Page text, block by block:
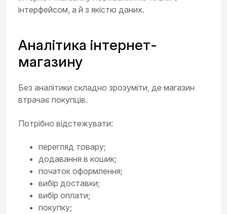
інтерфейсом, а й з якістю даних.
Аналітика інтернет-
магазину
Без аналітики складно зрозуміти, де магазин
втрачає покупців.
Потрібно відстежувати:
перегляд товару;
додавання в кошик;
початок оформлення;
вибір доставки;
вибір оплати;
покупку;